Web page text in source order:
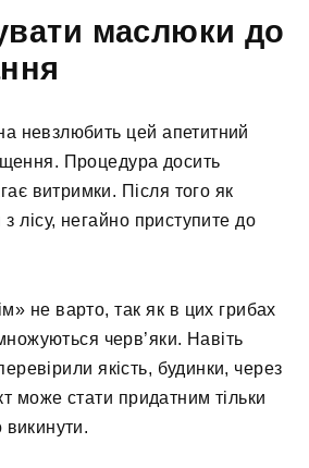
маслюки до
невзлюбить цей апетитний
Процедура досить
витримки. Після того як
лісу, негайно приступите до
не варто, так як в цих грибах
черв’яки. Навіть
якість, будинки, через
може стати придатним тільки